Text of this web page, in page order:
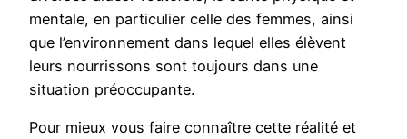
mentale, en particulier celle des femmes, ainsi
que l’environnement dans lequel elles élèvent
leurs nourrissons sont toujours dans une
situation préoccupante.
Pour mieux vous faire connaître cette réalité et